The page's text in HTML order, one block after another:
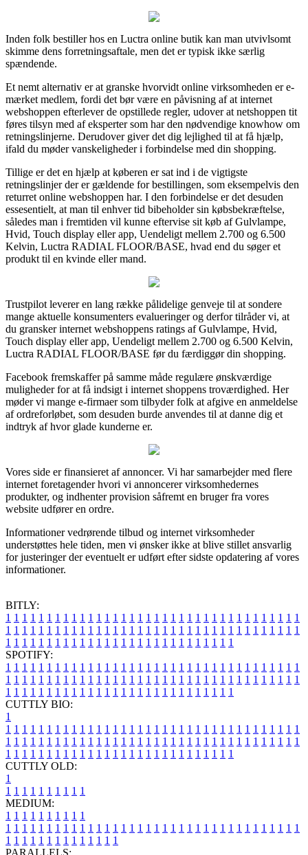
Inden folk bestiller hos en Luctra online butik kan man utvivlsomt
skimme dens forretningsaftale, men det er typisk ikke særlig
spændende.
Et nemt alternativ er at granske hvorvidt online virksomheden er e-
mærket medlem, fordi det bør være en påvisning af at internet
webshoppen efterlever de opstillede regler, udover at netshoppen tit
føres tilsyn med af eksperter som har den nødvendige knowhow om
retningslinjerne. Derudover giver det dig lejlighed til at få hjælp,
ifald du møder vanskeligheder i forbindelse med din shopping.
Tillige er det en hjælp at køberen er sat ind i de vigtigste
retningslinjer der er gældende for bestillingen, som eksempelvis den
returret online webshoppen har. I den forbindelse er det desuden
essesentielt, at man til enhver tid bibeholder sin købsbekræftelse,
således man i fremtiden vil kunne eftervise sit køb af Gulvlampe,
Hvid, Touch display eller app, Uendeligt mellem 2.700 og 6.500
Kelvin, Luctra RADIAL FLOOR/BASE, hvad end du søger et
produkt til en kvinde eller mand.
Trustpilot leverer en lang række pålidelige genveje til at sondere
mange aktuelle konsumenters evalueringer og derfor tilråder vi, at
du gransker internet webshoppens ratings af Gulvlampe, Hvid,
Touch display eller app, Uendeligt mellem 2.700 og 6.500 Kelvin,
Luctra RADIAL FLOOR/BASE før du færdiggør din shopping.
Facebook fremskaffer på samme måde regulære ønskværdige
muligheder for at få indsigt i internet shoppens troværdighed. Her
møder vi mange e-firmaer som tilbyder folk at afgive en anmeldelse
af ordreforløbet, som desuden burde anvendes til at danne dig et
indtryk af hvor glade kunderne er.
Vores side er finansieret af annoncer. Vi har samarbejder med flere
internet foretagender hvori vi annoncerer virksomhedernes
produkter, og indhenter provision såfremt en bruger fra vores
website udfører en ordre.
Informationer vedrørende tilbud og internet virksomheder
understøttes hele tiden, men vi ønsker ikke at blive stillet ansvarlig
for justeringer der eventuelt er udført efter sidste opdatering af vores
informationer.
BITLY:
1 1 1 1 1 1 1 1 1 1 1 1 1 1 1 1 1 1 1 1 1 1 1 1 1 1 1 1 1 1 1 1 1 1 1 1
1 1 1 1 1 1 1 1 1 1 1 1 1 1 1 1 1 1 1 1 1 1 1 1 1 1 1 1 1 1 1 1 1 1 1 1
1 1 1 1 1 1 1 1 1 1 1 1 1 1 1 1 1 1 1 1 1 1 1 1 1 1 1 1
SPOTIFY:
1 1 1 1 1 1 1 1 1 1 1 1 1 1 1 1 1 1 1 1 1 1 1 1 1 1 1 1 1 1 1 1 1 1 1 1
1 1 1 1 1 1 1 1 1 1 1 1 1 1 1 1 1 1 1 1 1 1 1 1 1 1 1 1 1 1 1 1 1 1 1 1
1 1 1 1 1 1 1 1 1 1 1 1 1 1 1 1 1 1 1 1 1 1 1 1 1 1 1 1
CUTTLY BIO:
1
1 1 1 1 1 1 1 1 1 1 1 1 1 1 1 1 1 1 1 1 1 1 1 1 1 1 1 1 1 1 1 1 1 1 1 1
1 1 1 1 1 1 1 1 1 1 1 1 1 1 1 1 1 1 1 1 1 1 1 1 1 1 1 1 1 1 1 1 1 1 1 1
1 1 1 1 1 1 1 1 1 1 1 1 1 1 1 1 1 1 1 1 1 1 1 1 1 1 1 1
CUTTLY OLD:
1
1 1 1 1 1 1 1 1 1 1
MEDIUM:
1 1 1 1 1 1 1 1 1 1
1 1 1 1 1 1 1 1 1 1 1 1 1 1 1 1 1 1 1 1 1 1 1 1 1 1 1 1 1 1 1 1 1 1 1 1
1 1 1 1 1 1 1 1 1 1 1 1 1 1
PARALLELS: